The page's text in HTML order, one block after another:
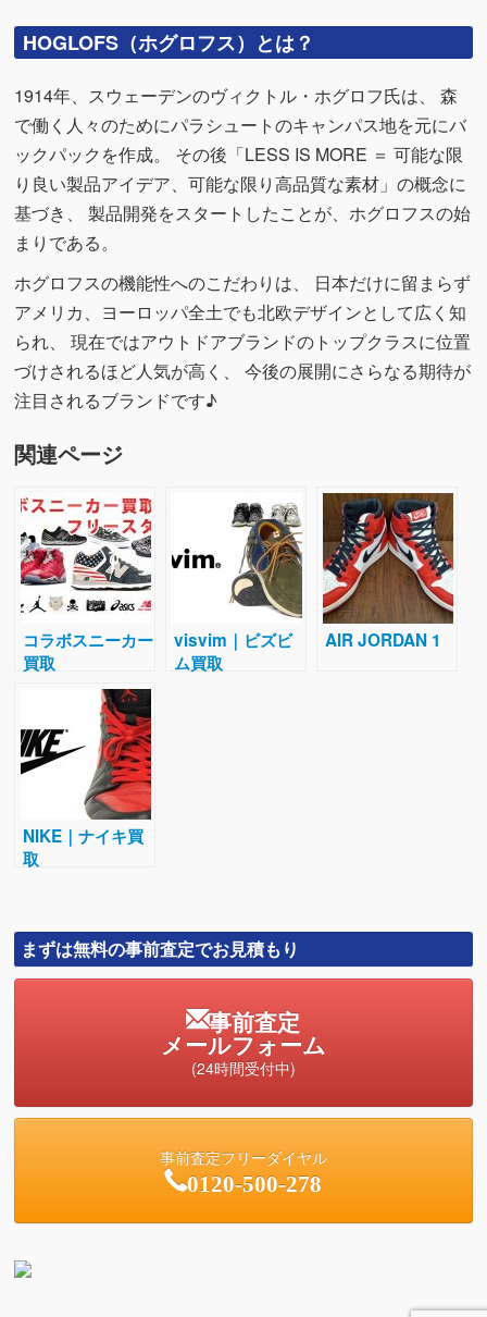
HOGLOFS（ホグロフス）とは？
1914年、スウェーデンのヴィクトル・ホグロフ氏は、 森
で働く人々のためにパラシュートのキャンパス地を元にバ
ックパックを作成。 その後「LESS IS MORE ＝ 可能な限
り良い製品アイデア、可能な限り高品質な素材」の概念に
基づき、 製品開発をスタートしたことが、ホグロフスの始
まりである。
ホグロフスの機能性へのこだわりは、 日本だけに留まらず
アメリカ、ヨーロッパ全土でも北欧デザインとして広く知
られ、 現在ではアウトドアブランドのトップクラスに位置
づけされるほど人気が高く、 今後の展開にさらなる期待が
注目されるブランドです♪
関連ページ
コラボスニーカー
買取
visvim｜ビズビ
ム買取
AIR JORDAN 1
NIKE｜ナイキ買
取
まずは無料の事前査定でお見積もり
事前査定
メールフォーム
(24時間受付中)
事前査定フリーダイヤル
0120-500-278